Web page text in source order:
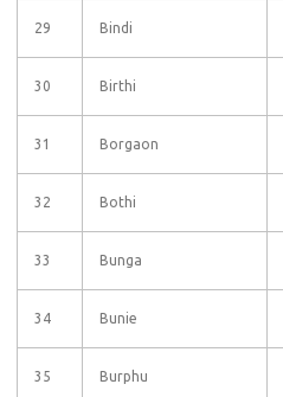
29 Bindi
30 Birthi
31 Borgaon
32 Bothi
33 Bunga
34 Bunie
35 Burphu